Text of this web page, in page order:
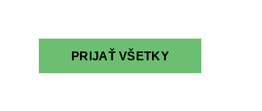
PRIJAŤ VŠETKY